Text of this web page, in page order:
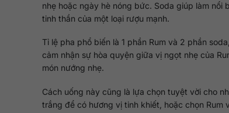
nhẹ hoặc ngày hè nóng bức. Soda giúp làm
tinh thần của một loại rượu mạnh.
Tỉ lệ pha phổ biến là 1 phần Rum và 2 phần
cảm nhận sự hòa quyện giữa vị ngọt nhẹ của
món nướng nhẹ.
Cách uống này cũng là lựa chọn tuyệt vời cho
trắng để có hương vị tinh khiết, hoặc chọn Rum